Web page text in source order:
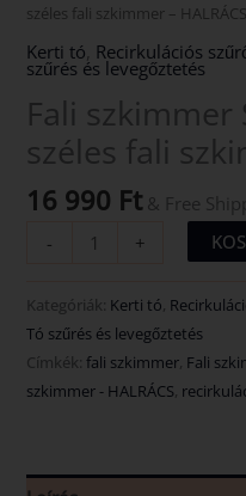
széles fali szkimmer – HALRÁCS
Kerti tó Recirkulációs
szűrés és levegőztetés
Fali szkimmer
széles fali
16 990 Ft & Free
-
+
Kategóriák: Kerti tó,
Tó szűrés és levegőztetés
Címkék:fali szkimmer, Fali
szkimmer - HALRÁCS,